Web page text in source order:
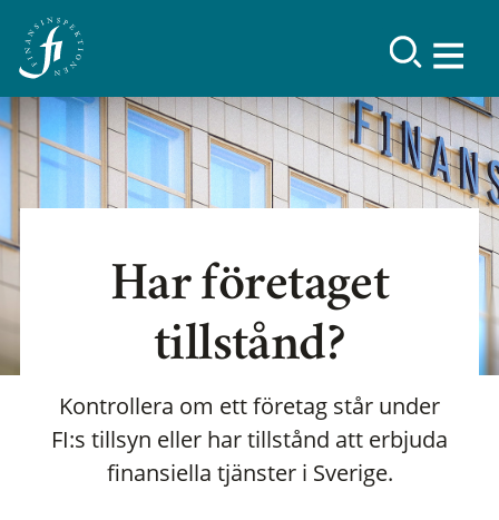
Har företaget
tillstånd?
Kontrollera om ett företag står under
FI:s tillsyn eller har tillstånd att erbjuda
finansiella tjänster i Sverige.